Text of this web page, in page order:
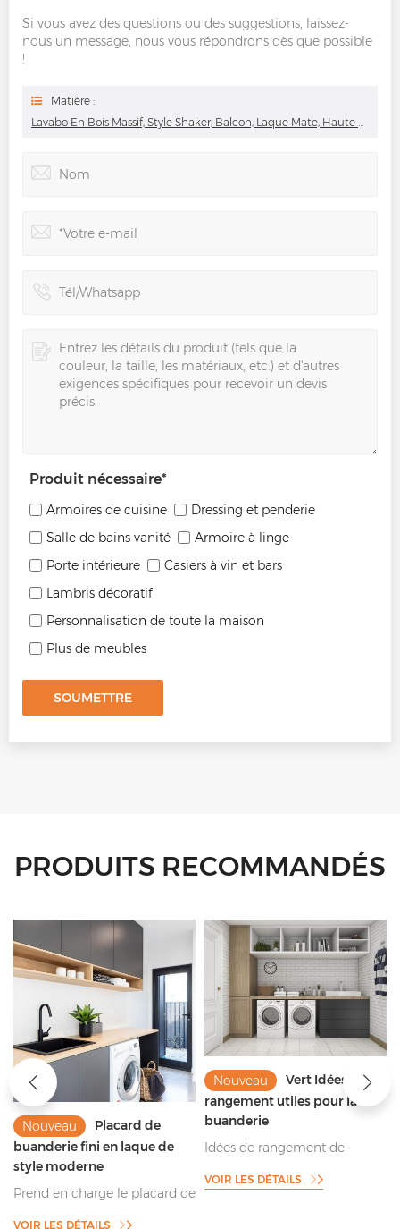
Si vous avez des questions ou des suggestions, laissez-
nous un message, nous vous répondrons dès que possible
!
Matière :
Lavabo En Bois Massif, Style Shaker, Balcon, Laque Mate, Haute Qualité, Balcon, Buanderie
Produit nécessaire*
Armoires de cuisine
Dressing et penderie
Salle de bains vanité
Armoire à linge
Porte intérieure
Casiers à vin et bars
Lambris décoratif
Personnalisation de toute la maison
Plus de meubles
SOUMETTRE
PRODUITS RECOMMANDÉS
Nouveau
Placard de
buanderie fini en laque de
style moderne
Prend en charge le placard de
VOIR LES DÉTAILS
Nouveau
Vert Idées de
rangement utiles pour la
buanderie
Idées de rangement de
pour le rangement de la
VOIR LES DÉTAILS